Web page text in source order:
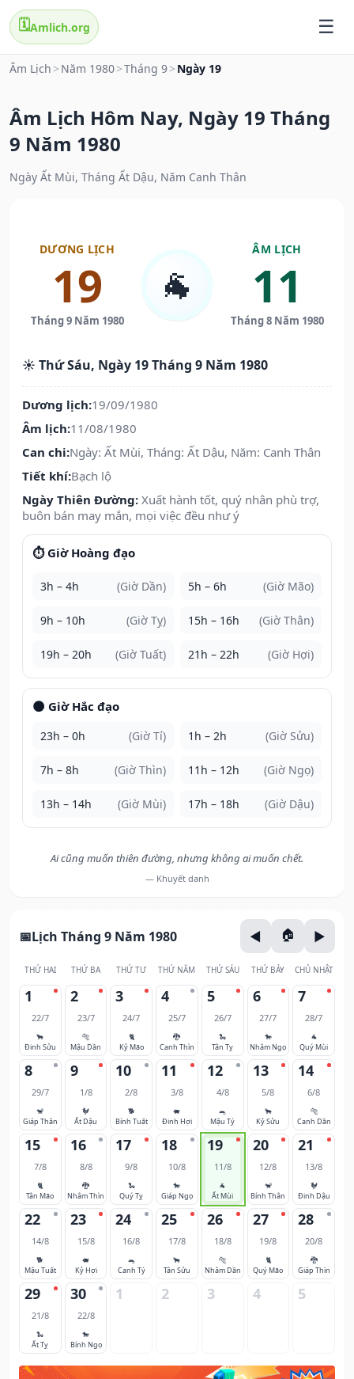
🗓️Amlich.org
Âm Lịch > Năm 1980>Tháng 9> Ngày 19
Âm Lịch Hôm Nay, Ngày 19 Tháng
9 Năm 1980
Ngày Ất Mùi, Tháng Ất Dậu, Năm Canh Thân
DƯƠNG LỊCH
19
Tháng 9 Năm 1980
🐐
ÂM LỊCH
11
Tháng 8 Năm 1980
☀️ Thứ Sáu, Ngày 19 Tháng 9 Năm 1980
Dương lịch:19/09/1980
Âm lịch:11/08/1980
Can chi:Ngày: Ất Mùi, Tháng: Ất Dậu, Năm: Canh Thân
Tiết khí:Bạch lộ
Ngày Thiên Đường: Xuất hành tốt, quý nhân phù trợ,
buôn bán may mắn, mọi việc đều như ý
⏱️ Giờ Hoàng đạo
3h – 4h (Giờ Dần) 5h – 6h (Giờ Mão)
9h – 10h (Giờ Tỵ) 15h – 16h (Giờ Thân)
19h – 20h (Giờ Tuất) 21h – 22h (Giờ Hợi)
🌑 Giờ Hắc đạo
23h – 0h (Giờ Tí) 1h – 2h (Giờ Sửu)
7h – 8h (Giờ Thìn) 11h – 12h (Giờ Ngọ)
13h – 14h (Giờ Mùi) 17h – 18h (Giờ Dậu)
Ai cũng muốn thiên đường, nhưng không ai muốn chết.
— Khuyết danh
Lịch Tháng 9 Năm 1980
THỨ HAI THỨ BA THỨ TƯ THỨ NĂM THỨ SÁU THỨ BẢY CHỦ NHẬT
1
22/7
🐂
Đinh Sửu
2
23/7
🐅
Mậu Dần
3
24/7
🐈
Kỷ Mão
4
25/7
🐉
Canh Thìn
5
26/7
🐍
Tân Tỵ
6
27/7
🐎
Nhâm Ngọ
7
28/7
🐐
Quý Mùi
8
29/7
🐒
Giáp Thân
9
1/8
🐓
Ất Dậu
10
2/8
🐕
Bính Tuất
11
3/8
🐖
Đinh Hợi
12
4/8
🐀
Mậu Tý
13
5/8
🐂
Kỷ Sửu
14
6/8
🐅
Canh Dần
15
7/8
🐈
Tân Mão
16
8/8
🐉
Nhâm Thìn
17
9/8
🐍
Quý Tỵ
18
10/8
🐎
Giáp Ngọ
19
11/8
🐐
Ất Mùi
20
12/8
🐒
Bính Thân
21
13/8
🐓
Đinh Dậu
22
14/8
🐕
Mậu Tuất
23
15/8
🐖
Kỷ Hợi
24
16/8
🐀
Canh Tý
25
17/8
🐂
Tân Sửu
26
18/8
🐅
Nhâm Dần
27
19/8
🐈
Quý Mão
28
20/8
🐉
Giáp Thìn
29
21/8
🐍
Ất Tỵ
30
22/8
🐎
Bính Ngọ
1 2 3 4 5